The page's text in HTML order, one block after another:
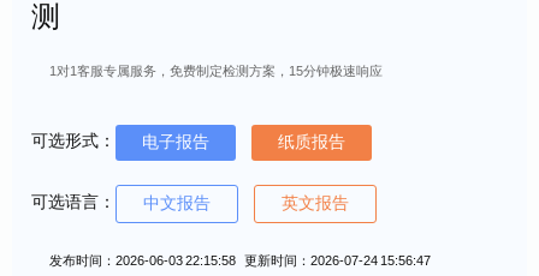
测
1对1客服专属服务，免费制定检测方案，15分钟极速响应
可选形式： 电子报告 纸质报告
可选语言： 中文报告 英文报告
发布时间：2026-06-03 22:15:58 更新时间：2026-07-24 15:56:47